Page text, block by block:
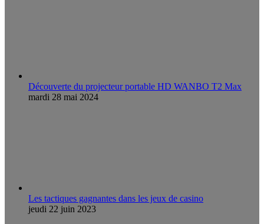
Découverte du projecteur portable HD WANBO T2 Max
mardi 28 mai 2024
Les tactiques gagnantes dans les jeux de casino
jeudi 22 juin 2023